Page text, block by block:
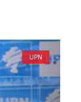
UPN